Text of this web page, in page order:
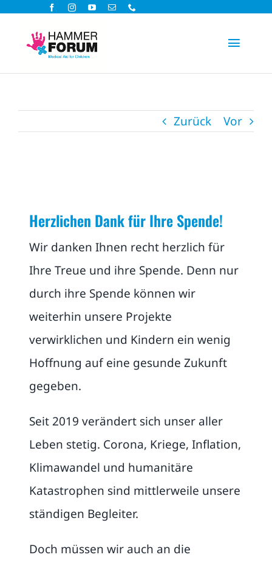
Zum
springen
Toggle
Spenden
Über uns
Aktuelles
Publikationen
Kontakt
nach:
Zurück Vor
Herzlichen Dank für Ihre Spende!
Wir danken Ihnen recht herzlich für
Ihre Treue und ihre Spende. Denn nur
durch ihre Spende können wir
weiterhin unsere Projekte
verwirklichen und Kindern ein wenig
Hoffnung auf eine gesunde Zukunft
gegeben.
Seit 2019 verändert sich unser aller
Leben stetig. Corona, Kriege, Inflation,
Klimawandel und humanitäre
Katastrophen sind mittlerweile unsere
ständigen Begleiter.
Doch müssen wir auch an die